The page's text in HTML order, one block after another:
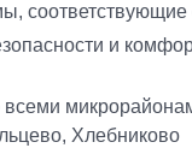
и
всеми
Хлебниково